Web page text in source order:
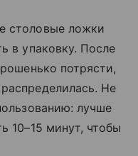
столовые ложки
в упаковку. После
потрясти,
Не
лучше
10–15 минут, чтобы